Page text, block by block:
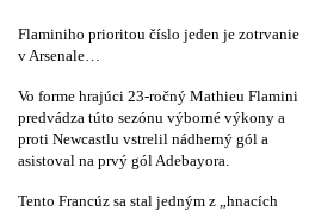
Flaminiho prioritou číslo jeden je zotrvanie
v Arsenale…
Vo forme hrajúci 23-ročný Mathieu Flamini
predvádza túto sezónu výborné výkony a
proti Newcastlu vstrelil nádherný gól a
asistoval na prvý gól Adebayora.
Tento Francúz sa stal jedným z „hnacích